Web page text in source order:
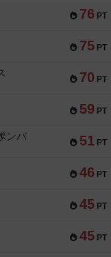
76 PT
75 PT
70 PT
59 PT
51 PT
ンバ
46 PT
45 PT
45 PT